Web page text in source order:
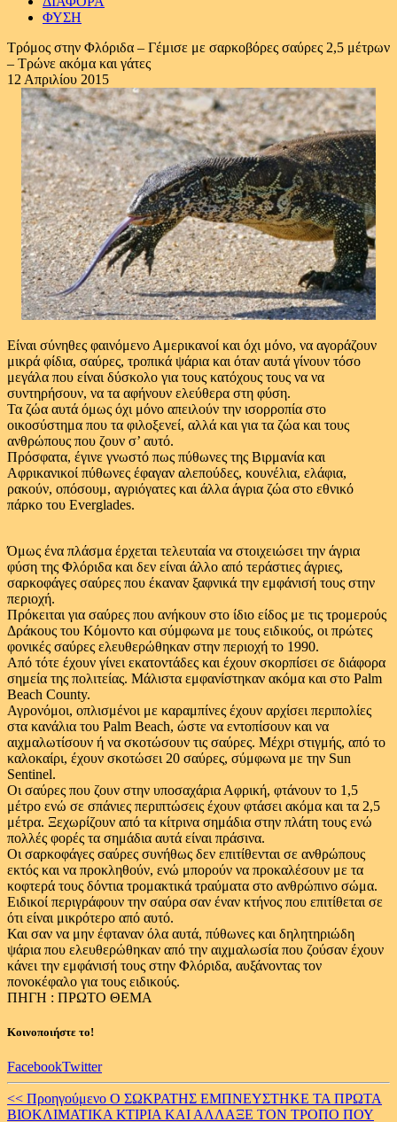
ΦΥΣΗ
Tρόμος στην Φλόριδα – Γέμισε με σαρκοβόρες σαύρες 2,5 μέτρων
– Τρώνε ακόμα και γάτες
12 Απριλίου 2015
Είναι σύνηθες φαινόμενο Αμερικανοί και όχι μόνο, να αγοράζουν
μικρά φίδια, σαύρες, τροπικά ψάρια και όταν αυτά γίνουν τόσο
μεγάλα που είναι δύσκολο για τους κατόχους τους να να
συντηρήσουν, να τα αφήνουν ελεύθερα στη φύση.
Τα ζώα αυτά όμως όχι μόνο απειλούν την ισορροπία στο
οικοσύστημα που τα φιλοξενεί, αλλά και για τα ζώα και τους
ανθρώπους που ζουν σ’ αυτό.
Πρόσφατα, έγινε γνωστό πως πύθωνες της Βιρμανία και
Αφρικανικοί πύθωνες έφαγαν αλεπούδες, κουνέλια, ελάφια,
ρακούν, οπόσουμ, αγριόγατες και άλλα άγρια ζώα στο εθνικό
πάρκο του Everglades.
Όμως ένα πλάσμα έρχεται τελευταία να στοιχειώσει την άγρια
φύση της Φλόριδα και δεν είναι άλλο από τεράστιες άγριες,
σαρκοφάγες σαύρες που έκαναν ξαφνικά την εμφάνισή τους στην
περιοχή.
Πρόκειται για σαύρες που ανήκουν στο ίδιο είδος με τις τρομερούς
Δράκους του Κόμοντο και σύμφωνα με τους ειδικούς, οι πρώτες
φονικές σαύρες ελευθερώθηκαν στην περιοχή το 1990.
Από τότε έχουν γίνει εκατοντάδες και έχουν σκορπίσει σε διάφορα
σημεία της πολιτείας. Μάλιστα εμφανίστηκαν ακόμα και στο Palm
Beach County.
Αγρονόμοι, οπλισμένοι με καραμπίνες έχουν αρχίσει περιπολίες
στα κανάλια του Palm Beach, ώστε να εντοπίσουν και να
αιχμαλωτίσουν ή να σκοτώσουν τις σαύρες. Μέχρι στιγμής, από το
καλοκαίρι, έχουν σκοτώσει 20 σαύρες, σύμφωνα με την Sun
Sentinel.
Οι σαύρες που ζουν στην υποσαχάρια Αφρική, φτάνουν το 1,5
μέτρο ενώ σε σπάνιες περιπτώσεις έχουν φτάσει ακόμα και τα 2,5
μέτρα. Ξεχωρίζουν από τα κίτρινα σημάδια στην πλάτη τους ενώ
πολλές φορές τα σημάδια αυτά είναι πράσινα.
Οι σαρκοφάγες σαύρες συνήθως δεν επιτίθενται σε ανθρώπους
εκτός και να προκληθούν, ενώ μπορούν να προκαλέσουν με τα
κοφτερά τους δόντια τρομακτικά τραύματα στο ανθρώπινο σώμα.
Ειδικοί περιγράφουν την σαύρα σαν έναν κτήνος που επιτίθεται σε
ότι είναι μικρότερο από αυτό.
Και σαν να μην έφταναν όλα αυτά, πύθωνες και δηλητηριώδη
ψάρια που ελευθερώθηκαν από την αιχμαλωσία που ζούσαν έχουν
κάνει την εμφάνισή τους στην Φλόριδα, αυξάνοντας τον
πονοκέφαλο για τους ειδικούς.
ΠΗΓΗ : ΠΡΩΤΟ ΘΕΜΑ
Κοινοποιήστε το!
FacebookTwitter
Continue
<< Προηγούμενο Ο ΣΩΚΡΑΤΗΣ ΕΜΠΝΕΥΣΤΗΚΕ ΤΑ ΠΡΩΤΑ
ΒΙΟΚΛΙΜΑΤΙΚΑ ΚΤΙΡΙΑ ΚΑΙ ΑΛΛΑΞΕ ΤΟΝ ΤΡΟΠΟ ΠΟΥ